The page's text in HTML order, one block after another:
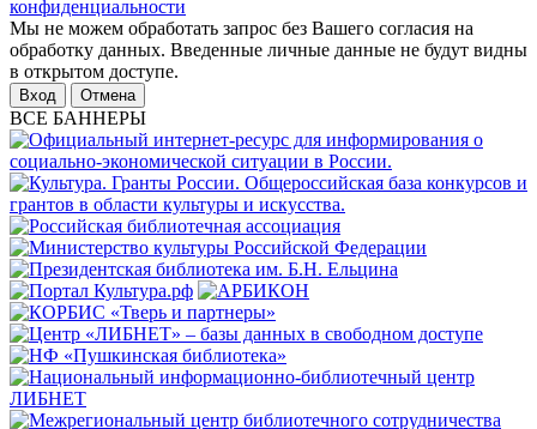
конфиденциальности
Мы не можем обработать запрос без Вашего согласия на
обработку данных. Введенные личные данные не будут видны
в открытом доступе.
Отмена
ВСЕ БАННЕРЫ